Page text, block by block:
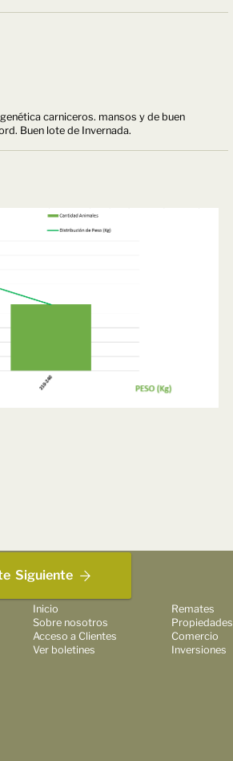
carniceros. mansos y de buen
Buen lote de Invernada.
Siguiente
Inicio
Sobre nosotros
Acceso a Clientes
Ver boletines
Remates
Propiedades
Comercio
Inversiones